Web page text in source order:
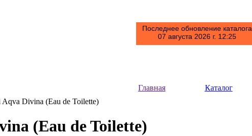
Последнее обновление каталога
07 августа 2026 г. 12:25
Главная Каталог
Divina (Eau de Toilette)
(Eau de Toilette)